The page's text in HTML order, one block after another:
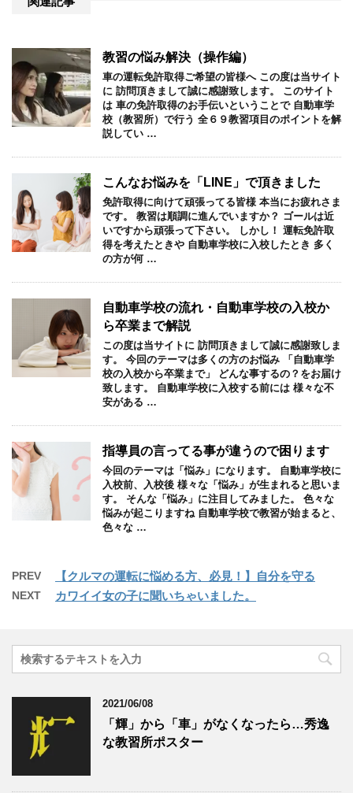
教習の悩み解決（操作編）
車の運転免許取得ご希望の皆様へ この度は当サイト
に 訪問頂きまして誠に感謝致します。 このサイト
は 車の免許取得のお手伝いということで 自動車学
校（教習所）で行う 全６９教習項目のポイントを解
説してい …
こんなお悩みを「LINE」で頂きました
免許取得に向けて頑張ってる皆様 本当にお疲れさま
です。 教習は順調に進んでいますか？ ゴールは近
いですから頑張って下さい。 しかし！ 運転免許取
得を考えたときや 自動車学校に入校したとき 多く
の方が何 …
自動車学校の流れ・自動車学校の入校か
ら卒業まで解説
この度は当サイトに 訪問頂きまして誠に感謝致しま
す。 今回のテーマは多くの方のお悩み 「自動車学
校の入校から卒業まで」 どんな事するの？をお届け
致します。 自動車学校に入校する前には 様々な不
安がある …
指導員の言ってる事が違うので困ります
今回のテーマは「悩み」になります。 自動車学校に
入校前、入校後 様々な「悩み」が生まれると思いま
す。 そんな「悩み」に注目してみました。 色々な
悩みが起こりますね 自動車学校で教習が始まると、
色々な …
PREV 【クルマの運転に悩める方、必見！】自分を守る
NEXT カワイイ女の子に聞いちゃいました。
2021/06/08
「輝」から「車」がなくなったら…秀逸
な教習所ポスター